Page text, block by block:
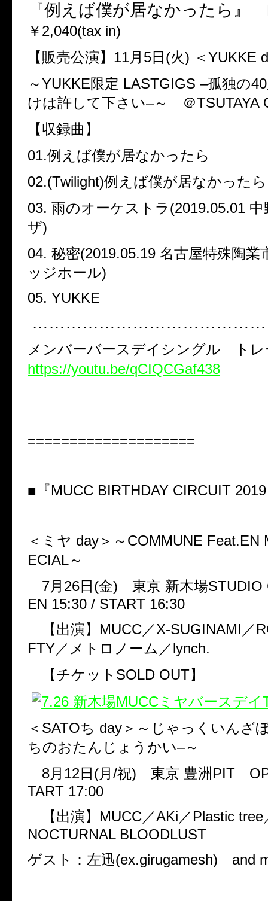
『例えば僕が居なかったら』
￥ 2,040(tax in)
【販売公演】 11月 5日 (火) ＜ YUKKE
～YUKKE限定 LASTGIGS –孤独の40
けは許して下さい–～ ＠TSUTAYA
【収録曲】
01.例えば僕が居なかったら
02.(Twilight)例えば僕が居なかったら
03. 雨のオーケストラ (2019.05.01 中
ザ)
04. 秘密(2019.05.19 名古屋特殊陶業
ッジホール)
05. YUKKE
メンバーバースデイシングル ト
https://youtu.be/qCIQCGaf438
====================
■『MUCC BIRTHDAY CIRCUIT 2019
＜ミヤ day ＞～ COMMUNE Feat.EN
ECIAL～
7月 26日 (金) 東京 新木場STUDIO
EN 15:30 / START 16:30
【出演】 MUCC ／X-SUGINAMI ／
FTY／メトロノーム／lynch.
【チケット SOLD OUT】
＜ SATOち day ＞～じゃっくいんざ
ちのおたんじょうかい–～
8月 12日 (月 /祝) 東京 豊洲 PIT
TART 17:00
【出演】 MUCC ／AKi ／Plastic tree
NOCTURNAL BLOODLUST
ゲスト：左迅(ex.girugamesh) and